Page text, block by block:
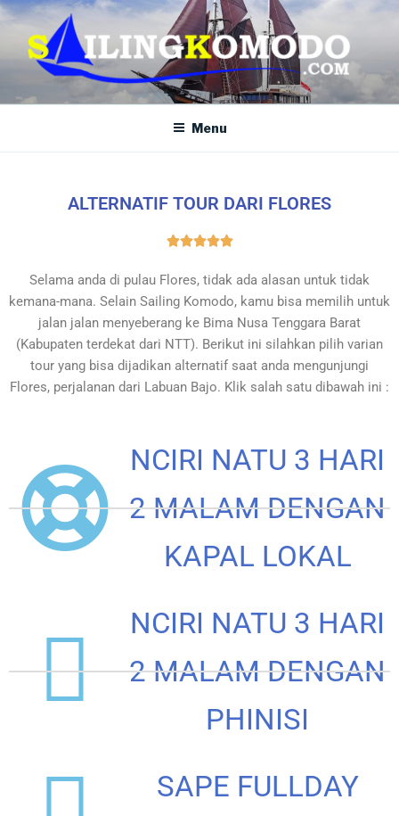
SAILING KOMODO
Paket Tour Sailing Komodo
Menu
ALTERNATIF TOUR DARI FLORES

Selama anda di pulau Flores, tidak ada alasan untuk tidak
kemana-mana. Selain Sailing Komodo, kamu bisa memilih untuk
jalan jalan menyeberang ke Bima Nusa Tenggara Barat
(Kabupaten terdekat dari NTT). Berikut ini silahkan pilih varian
tour yang bisa dijadikan alternatif saat anda mengunjungi
Flores, perjalanan dari Labuan Bajo. Klik salah satu dibawah ini :
NCIRI NATU 3 HARI
2 MALAM DENGAN
KAPAL LOKAL
NCIRI NATU 3 HARI
2 MALAM DENGAN
PHINISI
SAPE FULLDAY